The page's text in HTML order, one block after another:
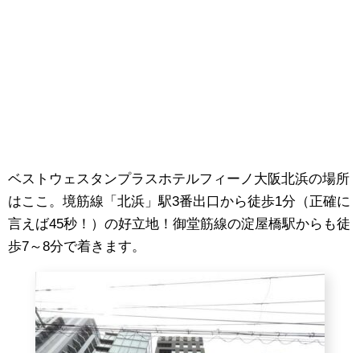
ベストウェスタンプラスホテルフィーノ大阪北浜の場所
はここ。境筋線「北浜」駅3番出口から徒歩1分（正確に
言えば45秒！）の好立地！御堂筋線の淀屋橋駅からも徒
歩7～8分で着きます。